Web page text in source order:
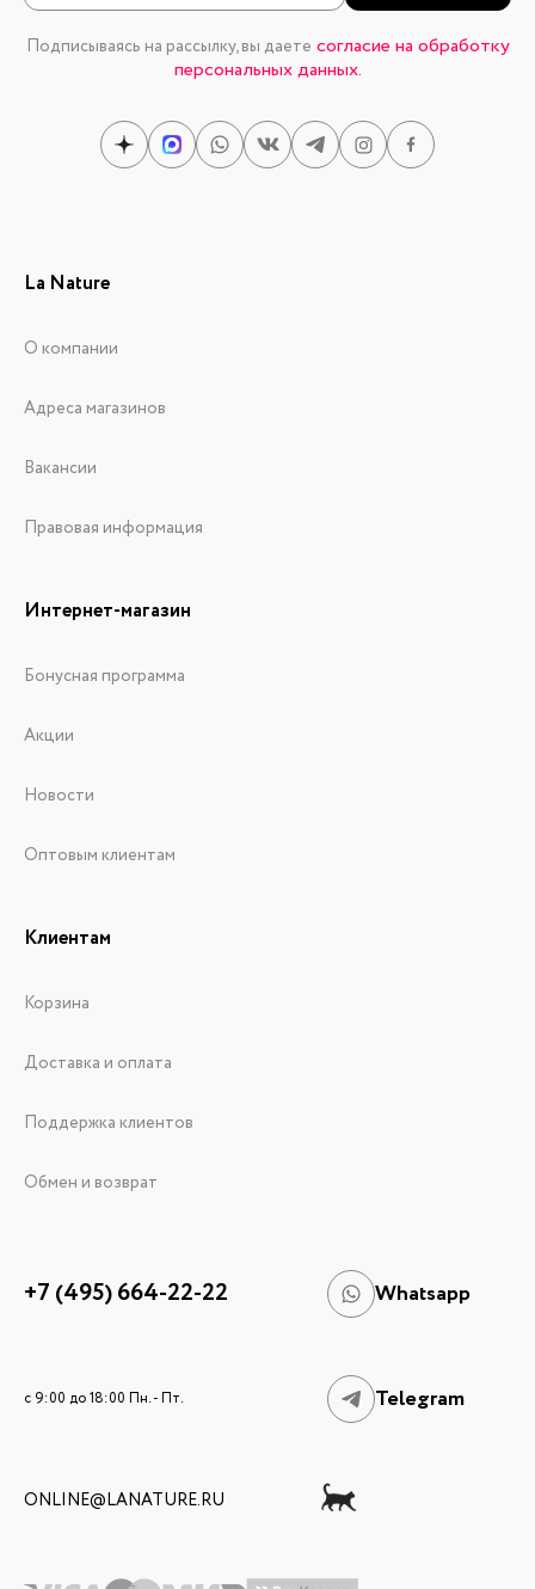
Подписываясь на рассылку, вы даете согласие на обработку
персональных данных.
La Nature
О компании
Адреса магазинов
Вакансии
Правовая информация
Интернет-магазин
Бонусная программа
Акции
Новости
Оптовым клиентам
Клиентам
Корзина
Доставка и оплата
Поддержка клиентов
Обмен и возврат
+7 (495) 664-22-22 Whatsapp
c 9:00 до 18:00 Пн. - Пт. Telegram
ONLINE@LANATURE.RU